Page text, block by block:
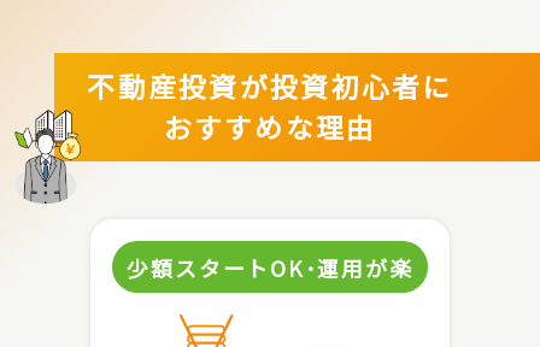
不動産投資が投資初心者に
おすすめな理由
少額スタートOK･運用が楽